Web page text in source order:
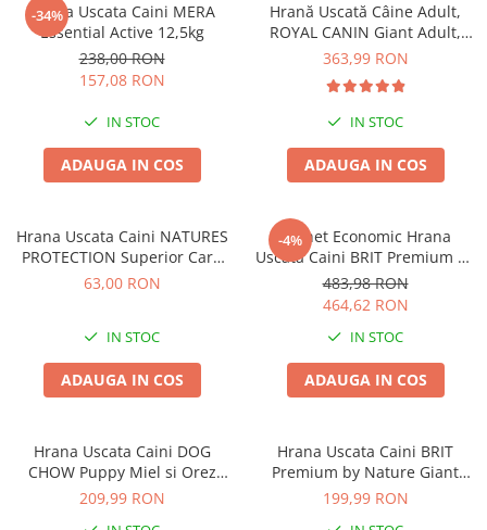
-34%
Hrana Uscata Caini MERA
Essential Active 12,5kg
238,00 RON
157,08 RON
IN STOC
ADAUGA IN COS
Hrană Uscată Câine Adult,
ROYAL CANIN Giant Adult,
15+3kg CADOU
363,99 RON
IN STOC
ADAUGA IN COS
Hrana Uscata Caini NATURES
PROTECTION Superior Care
White Lamb Adult Small &
63,00 RON
IN STOC
ADAUGA IN COS
-4%
Pachet Economic Hrana
Uscata Caini BRIT Premium by
Nature Sensitive Miel si Orez
2x15kg
483,98 RON
464,62 RON
IN STOC
ADAUGA IN COS
Hrana Uscata Caini DOG
CHOW Puppy Miel si Orez
14kg
209,99 RON
Hrana Uscata Caini BRIT
Premium by Nature Giant
Junior 15kg
199,99 RON